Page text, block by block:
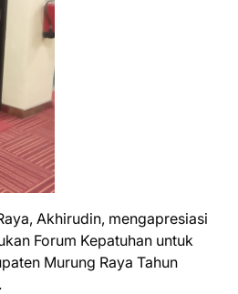
Akhirudin, mengapresiasi
Forum Kepatuhan untuk
Murung Raya Tahun